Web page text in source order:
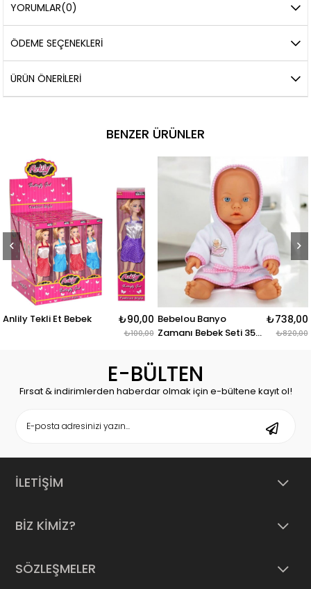
YORUMLAR(0)
ÖDEME SEÇENEKLERI
ÜRÜN ÖNERILERI
BENZER ÜRÜNLER
Anlily Tekli Et Bebek ₺90,00
₺100,00
Bebelou Banyo
Zamanı Bebek Seti 35
₺738,00
₺820,00
E-BÜLTEN
Fırsat & indirimlerden haberdar olmak için e-bültene kayıt ol!
İLETİŞİM
BİZ KİMİZ?
SÖZLEŞMELER